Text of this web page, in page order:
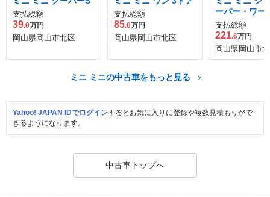
支払総額
39.0万円
岡山県岡山市北区
支払総額
85.0万円
岡山県岡山市北区
ーパー・ワー
ドア
支払総額
221.6万円
岡山県岡山市
ミニ ミニの中古車をもっと見る
Yahoo! JAPAN IDでログインするとお気に入りに登録や複数見積もりがで
きるようになります。
中古車トップへ